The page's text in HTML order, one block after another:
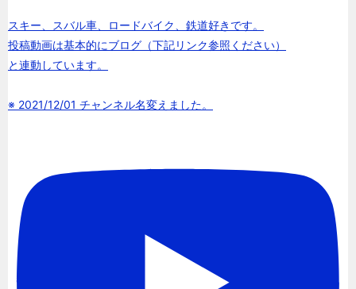
スキー、スバル車、ロードバイク、鉄道好きです。
投稿動画は基本的にブログ（下記リンク参照ください）
と連動しています。
※ 2021/12/01 チャンネル名変えました。